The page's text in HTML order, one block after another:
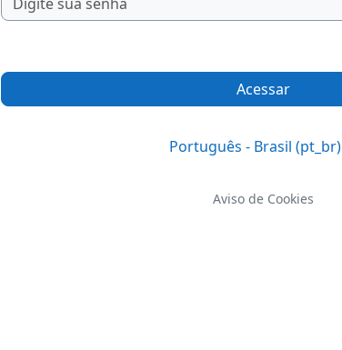
Acessar
Português - Brasil ‎(pt_br)‎
Aviso de Cookies